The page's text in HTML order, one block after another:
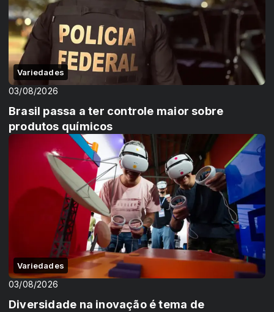
Variedades
03/08/2026
Brasil passa a ter controle maior sobre
produtos químicos
Variedades
03/08/2026
Diversidade na inovação é tema de